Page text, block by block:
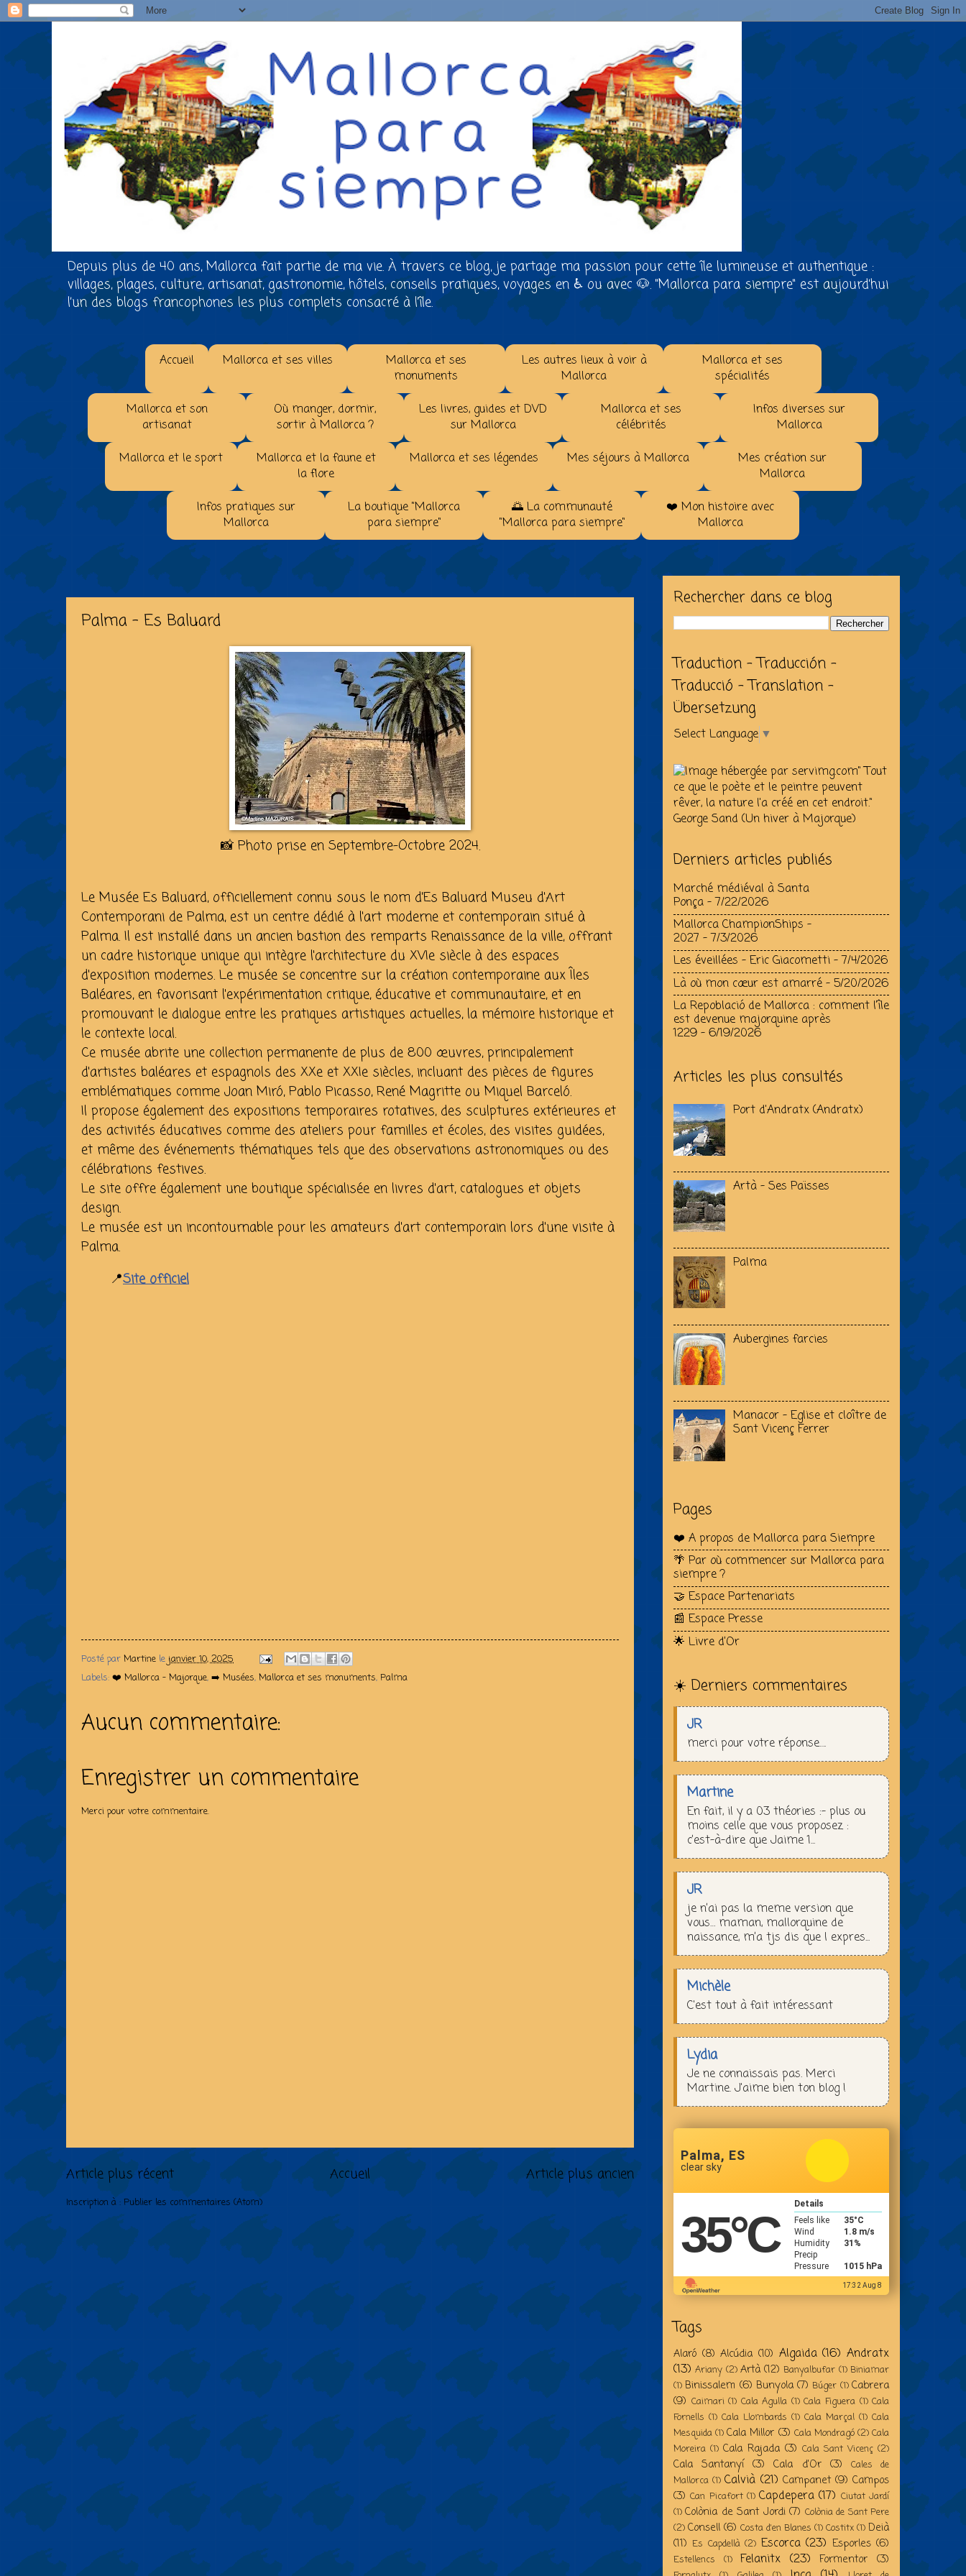
Depuis plus de 40 ans, Mallorca fait partie de ma vie. À travers ce blog, je partage ma passion pour cette île lumineuse et authentique :
villages, plages, culture, artisanat, gastronomie, hôtels, conseils pratiques, voyages en ♿ ou avec 🐶. "Mallorca para siempre" est aujourd’hui
l’un des blogs francophones les plus complets consacré à l’île.
Accueil Mallorca et ses villes
Mallorca et ses
monuments
Les autres lieux à voir à
Mallorca
Mallorca et ses
spécialités
Mallorca et son
artisanat
Où manger, dormir,
sortir à Mallorca ?
Les livres, guides et DVD
sur Mallorca
Mallorca et ses
célébrités
Infos diverses sur
Mallorca
Mallorca et le sport
Mallorca et la faune et
la flore
Mallorca et ses légendes Mes séjours à Mallorca
Mes création sur
Mallorca
Infos pratiques sur
Mallorca
La boutique "Mallorca
para siempre"
🌅 La communauté
"Mallorca para siempre"
❤️ Mon histoire avec
Mallorca
Palma - Es Baluard
📸 Photo prise en Septembre-Octobre 2024.
Le Musée Es Baluard, officiellement connu sous le nom d'Es Baluard Museu d'Art
Contemporani de Palma, est un centre dédié à l'art moderne et contemporain situé à
Palma. Il est installé dans un ancien bastion des remparts Renaissance de la ville, offrant
un cadre historique unique qui intègre l'architecture du XVIe siècle à des espaces
d'exposition modernes. Le musée se concentre sur la création contemporaine aux Îles
Baléares, en favorisant l'expérimentation critique, éducative et communautaire, et en
promouvant le dialogue entre les pratiques artistiques actuelles, la mémoire historique et
le contexte local.
Ce musée abrite une collection permanente de plus de 800 œuvres, principalement
d'artistes baléares et espagnols des XXe et XXIe siècles, incluant des pièces de figures
emblématiques comme Joan Miró, Pablo Picasso, René Magritte ou Miquel Barceló.
Il propose également des expositions temporaires rotatives, des sculptures extérieures et
des activités éducatives comme des ateliers pour familles et écoles, des visites guidées,
et même des événements thématiques tels que des observations astronomiques ou des
célébrations festives.
Le site offre également une boutique spécialisée en livres d'art, catalogues et objets
design.
Le musée est un incontournable pour les amateurs d'art contemporain lors d'une visite à
Palma.
📍Site officiel
Posté par Martine le janvier 10, 2025
Labels: ❤️ Mallorca - Majorque, ➡️ Musées, Mallorca et ses monuments, Palma
Aucun commentaire:
Enregistrer un commentaire
Merci pour votre commentaire.
Article plus récent Article plus ancien
Accueil
Inscription à : Publier les commentaires (Atom)
Rechercher dans ce blog
Traduction - Traducción -
Traducció - Translation -
Übersetzung
Select Language ▼
" Tout
ce que le poète et le peintre peuvent
rêver, la nature l'a créé en cet endroit."
George Sand (Un hiver à Majorque)
Derniers articles publiés
Marché médiéval à Santa
Ponça - 7/22/2026
Mallorca ChampionShips –
2027 - 7/3/2026
Les éveillées - Eric Giacometti - 7/4/2026
Là où mon cœur est amarré - 5/20/2026
La Repoblació de Mallorca : comment l’île
est devenue majorquine après
1229 - 6/19/2026
Articles les plus consultés
Port d'Andratx (Andratx)
Artà - Ses Païsses
Palma
Aubergines farcies
Manacor - Eglise et cloître de
Sant Vicenç Ferrer
Pages
❤️ A propos de Mallorca para Siempre
🌴 Par où commencer sur Mallorca para
siempre ?
🤝 Espace Partenariats
📰 Espace Presse
🌟 Livre d’Or
☀️ Derniers commentaires
JR
merci pour votre réponse….
Martine
En fait, il y a 03 théories :– plus ou
moins celle que vous proposez :
c’est-à-dire que Jaime 1...
JR
je n’ai pas la meme version que
vous… maman, mallorquine de
naissance, m’a tjs dis que l expres...
Michèle
C'est tout à fait intéressant
Lydia
Je ne connaissais pas. Merci
Martine. J'aime bien ton blog !
Palma, ES
clear sky
35°C
Details
Feels like
35°C
Wind
1.8 m/s
Humidity
31%
Precip
Pressure
1015 hPa
17:32 Aug 8
Tags
Alaró (8) Alcúdia (10) Algaida (16) Andratx
(13) Ariany (2) Artà (12) Banyalbufar (1) Biniamar
(1) Binissalem (6) Bunyola (7) Búger (1) Cabrera
(9) Caimari (1) Cala Agulla (1) Cala Figuera (1) Cala
Fornells (1) Cala Llombards (1) Cala Marçal (1) Cala
Mesquida (1) Cala Millor (3) Cala Mondragó (2) Cala
Moreira (1) Cala Rajada (3) Cala Sant Vicenç (2)
Cala Santanyí (3) Cala d'Or (3)
Cales de
Mallorca (1) Calvià (21) Campanet (9) Campos
(3) Can Picafort (1) Capdepera (17) Ciutat Jardí
(1) Colònia de Sant Jordi (7) Colònia de Sant Pere
(2) Consell (6) Costa d'en Blanes (1) Costitx (1) Deià
(11) Es Capdellà (2) Escorca (23) Esporles (6)
Estellencs (1) Felanitx (23) Formentor (3)